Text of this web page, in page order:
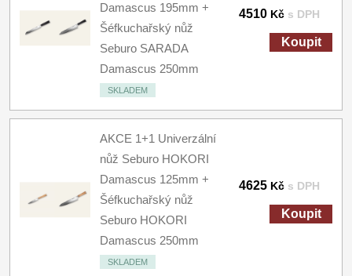
Damascus 195mm +
Šéfkuchařský nůž
Seburo SARADA
Damascus 250mm
SKLADEM
4510 Kč s DPH
Koupit
AKCE 1+1 Univerzální
nůž Seburo HOKORI
Damascus 125mm +
Šéfkuchařský nůž
Seburo HOKORI
Damascus 250mm
SKLADEM
4625 Kč s DPH
Koupit